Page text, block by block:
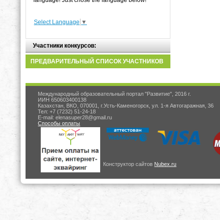
Select Language ▼
Участники конкурсов:
ПРЕДВАРИТЕЛЬНЫЙ СПИСОК УЧАСТНИКОВ
Международный образовательный портал "Развитие", 2016 г.
ИИН 650603400138
Казахстан, ВКО, 070001, г.Усть-Каменогорск, ул. 1-я Автогаражная, 36
Тел: +7 (7232) 51-24-18
E-mail: elenasuper28@gmail.ru
Способы оплаты
Конструктор сайтов Nubex.ru